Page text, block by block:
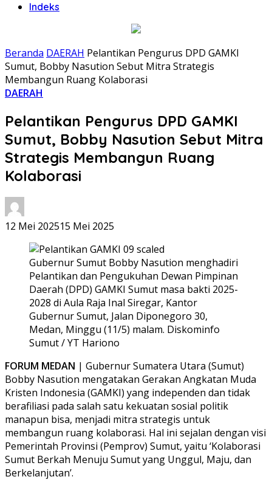
Indeks
Beranda DAERAH Pelantikan Pengurus DPD GAMKI
Sumut, Bobby Nasution Sebut Mitra Strategis
Membangun Ruang Kolaborasi
DAERAH
Pelantikan Pengurus DPD GAMKI
Sumut, Bobby Nasution Sebut Mitra
Strategis Membangun Ruang
Kolaborasi
12 Mei 202515 Mei 2025
Gubernur Sumut Bobby Nasution menghadiri
Pelantikan dan Pengukuhan Dewan Pimpinan
Daerah (DPD) GAMKI Sumut masa bakti 2025-
2028 di Aula Raja Inal Siregar, Kantor
Gubernur Sumut, Jalan Diponegoro 30,
Medan, Minggu (11/5) malam. Diskominfo
Sumut / YT Hariono
FORUM MEDAN | Gubernur Sumatera Utara (Sumut)
Bobby Nasution mengatakan Gerakan Angkatan Muda
Kristen Indonesia (GAMKI) yang independen dan tidak
berafiliasi pada salah satu kekuatan sosial politik
manapun bisa, menjadi mitra strategis untuk
membangun ruang kolaborasi. Hal ini sejalan dengan visi
Pemerintah Provinsi (Pemprov) Sumut, yaitu ‘Kolaborasi
Sumut Berkah Menuju Sumut yang Unggul, Maju, dan
Berkelanjutan’.